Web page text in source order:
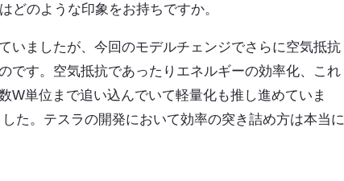
どのような印象をお持ちですか。
いましたが、今回のモデルチェンジでさらに空気抵抗
です。空気抵抗であったりエネルギーの効率化、これ
W単位まで追い込んでいて軽量化も推し進めていま
た。テスラの開発において効率の突き詰め方は本当に